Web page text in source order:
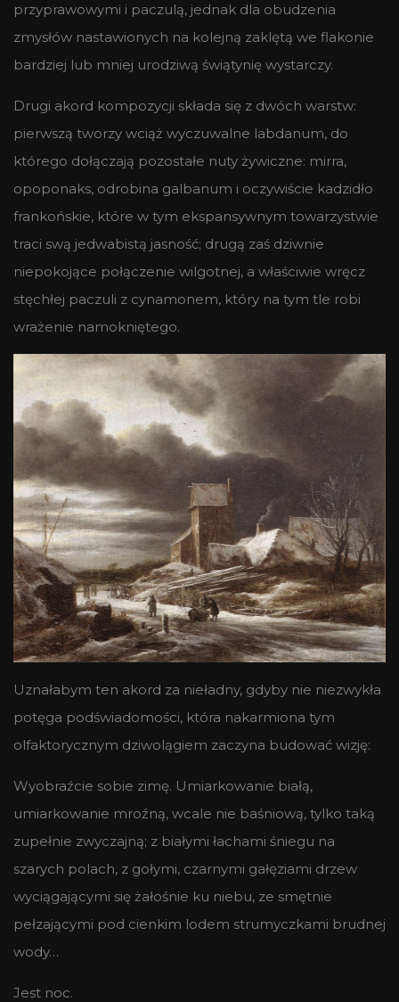
przyprawowymi i paczulą, jednak dla obudzenia
zmysłów nastawionych na kolejną zaklętą we flakonie
bardziej lub mniej urodziwą świątynię wystarczy.
Drugi akord kompozycji składa się z dwóch warstw:
pierwszą tworzy wciąż wyczuwalne labdanum, do
którego dołączają pozostałe nuty żywiczne: mirra,
opoponaks, odrobina galbanum i oczywiście kadzidło
frankońskie, które w tym ekspansywnym towarzystwie
traci swą jedwabistą jasność; drugą zaś dziwnie
niepokojące połączenie wilgotnej, a właściwie wręcz
stęchłej paczuli z cynamonem, który na tym tle robi
wrażenie namokniętego.
Uznałabym ten akord za nieładny, gdyby nie niezwykła
potęga podświadomości, która nakarmiona tym
olfaktorycznym dziwolągiem zaczyna budować wizję:
Wyobraźcie sobie zimę. Umiarkowanie białą,
umiarkowanie mroźną, wcale nie baśniową, tylko taką
zupełnie zwyczajną; z białymi łachami śniegu na
szarych polach, z gołymi, czarnymi gałęziami drzew
wyciągającymi się żałośnie ku niebu, ze smętnie
pełzającymi pod cienkim lodem strumyczkami brudnej
wody…
Jest noc.